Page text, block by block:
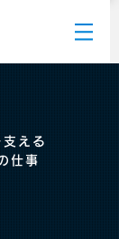
える
仕事